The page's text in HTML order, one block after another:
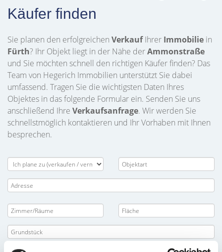
Käufer finden
Sie planen den erfolgreichen VerkaufIhrer Immobilie in
Fürth? Ihr Objekt liegt in der Nähe derAmmonstraße
und Sie möchten schnell den richtigen Käufer finden? Das
Team von Hegerich Immobilien unterstützt Sie dabei
umfassend. Tragen Sie die wichtigsten Daten Ihres
Objektes in das folgende Formular ein. Senden Sie uns
anschließend Ihre Verkaufsanfrage. Wir werden Sie
schnellstmöglich kontaktieren und Ihr Vorhaben mit Ihnen
besprechen.